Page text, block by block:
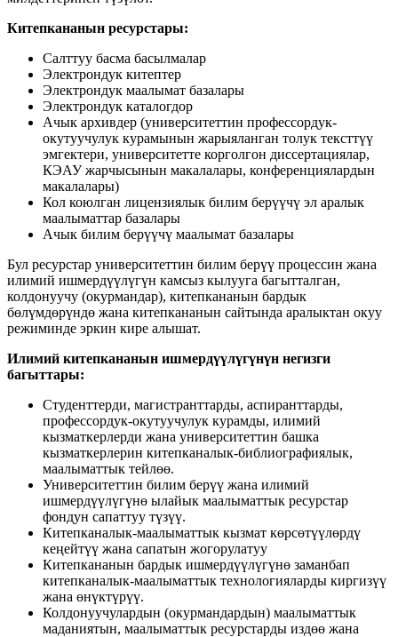
Китепкананын ресурстары:
Салттуу басма басылмалар
Электрондук китептер
Электрондук маалымат базалары
Электрондук каталогдор
Ачык архивдер (университеттин профессордук-
окутуучулук курамынын жарыяланган толук тексттүү
эмгектери, университетте корголгон диссертациялар,
КЭАУ жарчысынын макалалары, конференциялардын
макалалары)
Кол коюлган лицензиялык билим берүүчү эл аралык
маалыматтар базалары
Ачык билим берүүчү маалымат базалары
Бул ресурстар университеттин билим берүү процессин жана
илимий ишмердүүлүгүн камсыз кылууга багытталган,
колдонуучу (окурмандар), китепкананын бардык
бөлүмдөрүндө жана китепкананын сайтында аралыктан окуу
режиминде эркин кире алышат.
Илимий китепкананын ишмердүүлүгүнүн негизги
багыттары:
Студенттерди, магистранттарды, аспиранттарды,
профессордук-окутуучулук курамды, илимий
кызматкерлерди жана университеттин башка
кызматкерлерин китепканалык-библиографиялык,
маалыматтык тейлөө.
Университеттин билим берүү жана илимий
ишмердүүлүгүнө ылайык маалыматтык ресурстар
фондун сапаттуу түзүү.
Китепканалык-маалыматтык кызмат көрсөтүүлөрдү
кеңейтүү жана сапатын жогорулатуу
Китепкананын бардык ишмердүүлүгүнө заманбап
китепканалык-маалыматтык технологияларды киргизүү
жана өнүктүрүү.
Колдонуучулардын (окурмандардын) маалыматтык
маданиятын, маалыматтык ресурстарды издөө жана